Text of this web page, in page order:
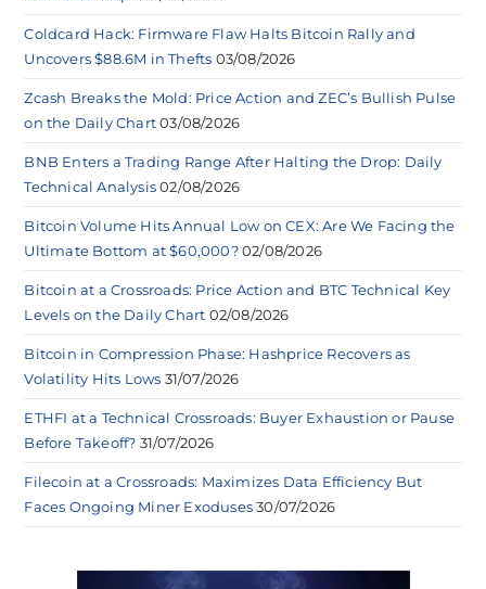
Coldcard Hack: Firmware Flaw Halts Bitcoin Rally and
Uncovers $88.6M in Thefts 03/08/2026
Zcash Breaks the Mold: Price Action and ZEC’s Bullish Pulse
on the Daily Chart 03/08/2026
BNB Enters a Trading Range After Halting the Drop: Daily
Technical Analysis 02/08/2026
Bitcoin Volume Hits Annual Low on CEX: Are We Facing the
Ultimate Bottom at $60,000? 02/08/2026
Bitcoin at a Crossroads: Price Action and BTC Technical Key
Levels on the Daily Chart 02/08/2026
Bitcoin in Compression Phase: Hashprice Recovers as
Volatility Hits Lows 31/07/2026
ETHFI at a Technical Crossroads: Buyer Exhaustion or Pause
Before Takeoff? 31/07/2026
Filecoin at a Crossroads: Maximizes Data Efficiency But
Faces Ongoing Miner Exoduses 30/07/2026